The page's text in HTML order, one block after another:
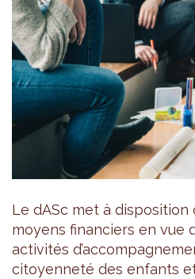
Le dASc met à disposition
moyens financiers en vue
activités
citoyenneté des enfants